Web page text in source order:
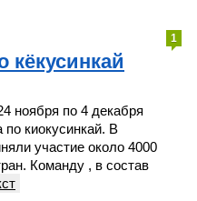
1
кёкусинкай
ноября по 4 декабря
киокусинкай. В
участие около 4000
Команду , в состав